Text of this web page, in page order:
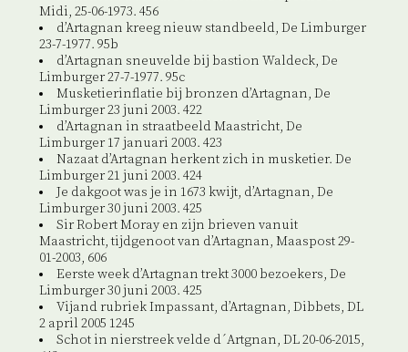
Midi, 25-06-1973. 456
d’Artagnan kreeg nieuw standbeeld, De Limburger
23-7-1977. 95b
d’Artagnan sneuvelde bij bastion Waldeck, De
Limburger 27-7-1977. 95c
Musketierinflatie bij bronzen d’Artagnan, De
Limburger 23 juni 2003. 422
d’Artagnan in straatbeeld Maastricht, De
Limburger 17 januari 2003. 423
Nazaat d’Artagnan herkent zich in musketier. De
Limburger 21 juni 2003. 424
Je dakgoot was je in 1673 kwijt, d’Artagnan, De
Limburger 30 juni 2003. 425
Sir Robert Moray en zijn brieven vanuit
Maastricht, tijdgenoot van d’Artagnan, Maaspost 29-
01-2003, 606
Eerste week d’Artagnan trekt 3000 bezoekers, De
Limburger 30 juni 2003. 425
Vijand rubriek Impassant, d’Artagnan, Dibbets, DL
2 april 2005 1245
Schot in nierstreek velde d´Artgnan, DL 20-06-2015,